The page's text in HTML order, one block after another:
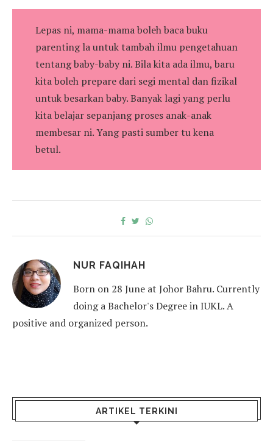
Lepas ni, mama-mama boleh baca buku
parenting la untuk tambah ilmu pengetahuan
tentang baby-baby ni. Bila kita ada ilmu, baru
kita boleh prepare dari segi mental dan fizikal
untuk besarkan baby. Banyak lagi yang perlu
kita belajar sepanjang proses anak-anak
membesar ni. Yang pasti sumber tu kena
betul.
NUR FAQIHAH
Born on 28 June at Johor Bahru. Currently
doing a Bachelor's Degree in IUKL. A
positive and organized person.
ARTIKEL TERKINI